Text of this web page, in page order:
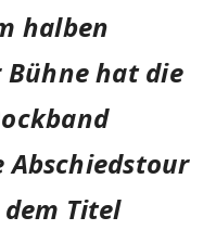
halben
hat die
Titel